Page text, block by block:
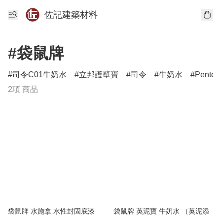
佐記建築材料
#袋鼠牌
司令C01牛奶水 立邦護壁寶 司令 牛奶水
Pentes
2項 商品
袋鼠牌 水施拿 水性封固底漆
袋鼠牌 英泥寶 牛奶水 （英泥添